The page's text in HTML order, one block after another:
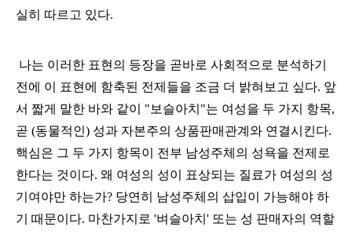
실히 따르고 있다.
나는 이러한 표현의 등장을 곧바로 사회적으로 분석하기
전에 이 표현에 함축된 전제들을 조금 더 밝혀보고 싶다. 앞
서 짧게 말한 바와 같이 "보슬아치"는 여성을 두 가지 항목,
곧 (동물적인) 성과 자본주의 상품판매관계와 연결시킨다.
핵심은 그 두 가지 항목이 전부 남성주체의 성욕을 전제로
한다는 것이다. 왜 여성의 성이 표상되는 질료가 여성의 성
기여야만 하는가? 당연히 남성주체의 삽입이 가능해야 하
기 때문이다. 마찬가지로 '벼슬아치' 또는 성 판매자의 역할